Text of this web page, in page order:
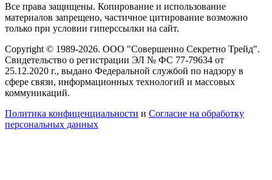
Все права защищены. Копирование и использование
материалов запрещено, частичное цитирование возможно
только при условии гиперссылки на сайт.
Copyright © 1989-2026. ООО "Совершенно Секретно Трейд".
Свидетельство о регистрации ЭЛ № ФС 77-79634 от
25.12.2020 г., выдано Федеральной службой по надзору в
сфере связи, информационных технологий и массовых
коммуникаций.
Политика конфиценциальности и Согласие на обработку
персональных данных